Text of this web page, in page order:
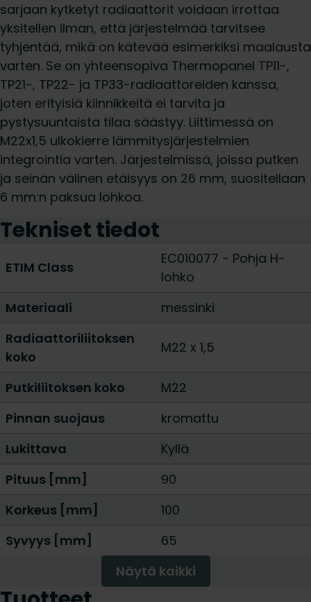
sarjaan kytketyt radiaattorit voidaan irrottaa
yksitellen ilman, että järjestelmää tarvitsee
tyhjentää, mikä on kätevää esimerkiksi maalausta
varten. Se on yhteensopiva Thermopanel TP11-,
TP21-, TP22- ja TP33-radiaattoreiden kanssa,
joten erityisiä kiinnikkeitä ei tarvita ja
pystysuuntaista tilaa säästyy. Liittimessä on
M22x1,5 ulkokierre lämmitysjärjestelmien
integrointia varten. Järjestelmissä, joissa putken
ja seinän välinen etäisyys on 26 mm, suositellaan
6 mm:n paksua lohkoa.
Tekniset tiedot
ETIM Class
EC010077 - Pohja H-
lohko
Materiaali
messinki
Radiaattoriliitoksen
koko
M22 x 1,5
Putkiliitoksen koko
M22
Pinnan suojaus
kromattu
Lukittava
Kyllä
Pituus [mm]
90
Korkeus [mm]
100
Syvyys [mm]
65
Näytä kaikki